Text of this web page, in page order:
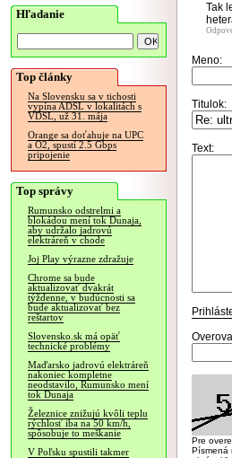
Hľadanie
Top články
Na Slovensku sa v tichosti
vypína ADSL v lokalitách s
VDSL, už 31. mája
Orange sa doťahuje na UPC
a O2, spustí 2.5 Gbps
pripojenie
Top správy
Rumunsko odstrelmi a
blokádou mení tok Dunaja,
aby udržalo jadrovú
elektráreň v chode
Joj Play výrazne zdražuje
Chrome sa bude
aktualizovať dvakrát
týždenne, v budúcnosti sa
bude aktualizovať bez
reštartov
Slovensko.sk má opäť
technické problémy
Maďarsko jadrovú elektráreň
nakoniec kompletne
neodstavilo, Rumunsko mení
tok Dunaja
Železnice znižujú kvôli teplu
rýchlosť iba na 50 km/h,
spôsobuje to meškanie
V Poľsku spustili takmer
Tak
Meno:
Titulok:
Text:
Pre
Písmená